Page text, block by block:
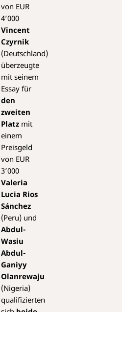
von EUR
4’000
Vincent
Czyrnik
(Deutschland)
überzeugte
mit seinem
Essay für
den
zweiten
Platzmit
einem
Preisgeld
von EUR
3’000
Valeria
Lucia Rios
Sánchez
(Peru) und
Abdul-
Wasiu
Abdul-
Ganiyy
Olanrewaju
(Nigeria)
qualifizierten
sich beide